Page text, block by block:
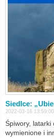
Siedlce:
2022-03-16 13:59:00
Śpiwory, latarki
wymienione i